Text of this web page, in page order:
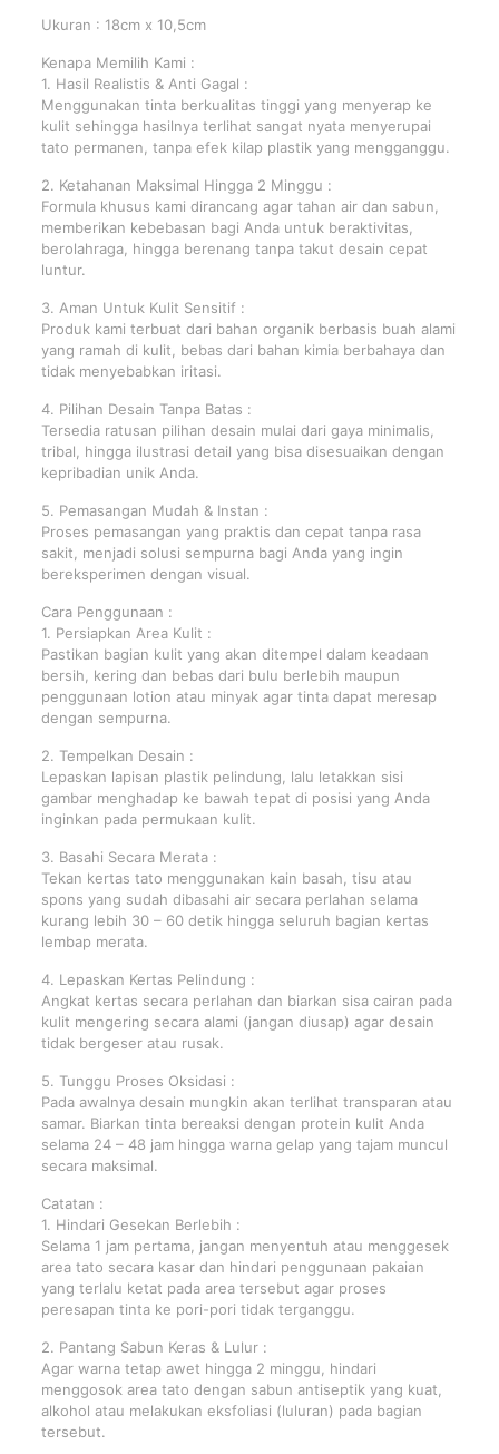
Ukuran : 18cm x 10,5cm
Kenapa Memilih Kami :
1. Hasil Realistis & Anti Gagal :
Menggunakan tinta berkualitas tinggi yang menyerap ke
kulit sehingga hasilnya terlihat sangat nyata menyerupai
tato permanen, tanpa efek kilap plastik yang mengganggu.
2. Ketahanan Maksimal Hingga 2 Minggu :
Formula khusus kami dirancang agar tahan air dan sabun,
memberikan kebebasan bagi Anda untuk beraktivitas,
berolahraga, hingga berenang tanpa takut desain cepat
luntur.
3. Aman Untuk Kulit Sensitif :
Produk kami terbuat dari bahan organik berbasis buah alami
yang ramah di kulit, bebas dari bahan kimia berbahaya dan
tidak menyebabkan iritasi.
4. Pilihan Desain Tanpa Batas :
Tersedia ratusan pilihan desain mulai dari gaya minimalis,
tribal, hingga ilustrasi detail yang bisa disesuaikan dengan
kepribadian unik Anda.
5. Pemasangan Mudah & Instan :
Proses pemasangan yang praktis dan cepat tanpa rasa
sakit, menjadi solusi sempurna bagi Anda yang ingin
bereksperimen dengan visual.
Cara Penggunaan :
1. Persiapkan Area Kulit :
Pastikan bagian kulit yang akan ditempel dalam keadaan
bersih, kering dan bebas dari bulu berlebih maupun
penggunaan lotion atau minyak agar tinta dapat meresap
dengan sempurna.
2. Tempelkan Desain :
Lepaskan lapisan plastik pelindung, lalu letakkan sisi
gambar menghadap ke bawah tepat di posisi yang Anda
inginkan pada permukaan kulit.
3. Basahi Secara Merata :
Tekan kertas tato menggunakan kain basah, tisu atau
spons yang sudah dibasahi air secara perlahan selama
kurang lebih 30 – 60 detik hingga seluruh bagian kertas
lembap merata.
4. Lepaskan Kertas Pelindung :
Angkat kertas secara perlahan dan biarkan sisa cairan pada
kulit mengering secara alami (jangan diusap) agar desain
tidak bergeser atau rusak.
5. Tunggu Proses Oksidasi :
Pada awalnya desain mungkin akan terlihat transparan atau
samar. Biarkan tinta bereaksi dengan protein kulit Anda
selama 24 – 48 jam hingga warna gelap yang tajam muncul
secara maksimal.
Catatan :
1. Hindari Gesekan Berlebih :
Selama 1 jam pertama, jangan menyentuh atau menggesek
area tato secara kasar dan hindari penggunaan pakaian
yang terlalu ketat pada area tersebut agar proses
peresapan tinta ke pori-pori tidak terganggu.
2. Pantang Sabun Keras & Lulur :
Agar warna tetap awet hingga 2 minggu, hindari
menggosok area tato dengan sabun antiseptik yang kuat,
alkohol atau melakukan eksfoliasi (luluran) pada bagian
tersebut.